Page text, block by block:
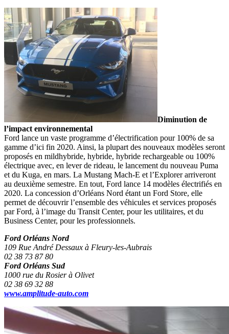
Diminution de
l’impact environnemental
Ford lance un vaste programme d’électrification pour 100% de sa
gamme d’ici fin 2020. Ainsi, la plupart des nouveaux modèles seront
proposés en mildhybride, hybride, hybride rechargeable ou 100%
électrique avec, en lever de rideau, le lancement du nouveau Puma
et du Kuga, en mars. La Mustang Mach-E et l’Explorer arriveront
au deuxième semestre. En tout, Ford lance 14 modèles électrifiés en
2020. La concession d’Orléans Nord étant un Ford Store, elle
permet de découvrir l’ensemble des véhicules et services proposés
par Ford, à l’image du Transit Center, pour les utilitaires, et du
Business Center, pour les professionnels.
Ford Orléans Nord
109 Rue André Dessaux à Fleury-les-Aubrais
02 38 73 87 80
Ford Orléans Sud
1000 rue du Rosier à Olivet
02 38 69 32 88
www.amplitude-auto.com